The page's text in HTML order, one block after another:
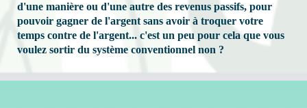
d'une manière ou d'une autre des revenus passifs, pour
pouvoir gagner de l'argent sans avoir à troquer votre
temps contre de l'argent... c'est un peu pour cela que vous
voulez sortir du système conventionnel non ?